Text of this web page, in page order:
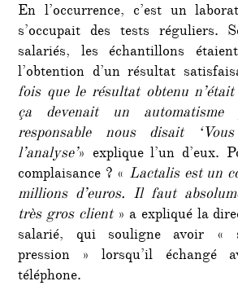
En l’occurrence, c’est un
s’occupait des tests réguliers.
salariés, les échantillons
l’obtention d’un résultat
fois que le résultat obtenu
ça devenait un
responsable nous disait
l’analyse’» explique l’un d’eux.
complaisance ? « Lactalis est un
millions d’euros. Il faut
très gros client» a expliqué la
salarié, qui souligne avoir «
pression » lorsqu’il échangé
téléphone.